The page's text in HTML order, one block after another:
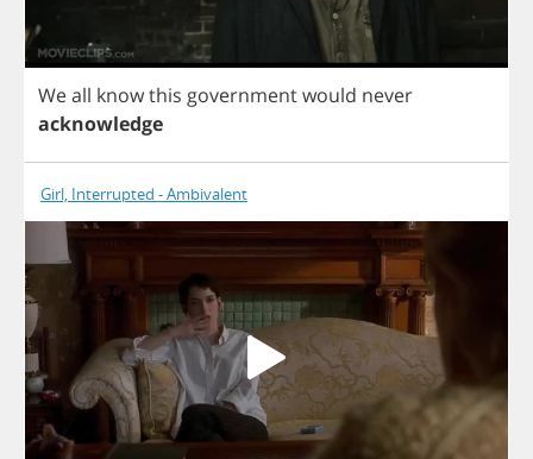
Weall knowthis governmentwould never
acknowledge
Girl, Interrupted - Ambivalent